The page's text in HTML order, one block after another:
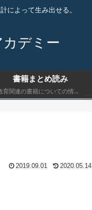
によって生み出せる。
デミー
書籍まとめ読み
教育関連の書籍についての情報です。 子育てにおいて最低限知っておくべきことを書きます。
2019.09.01 2020.05.14